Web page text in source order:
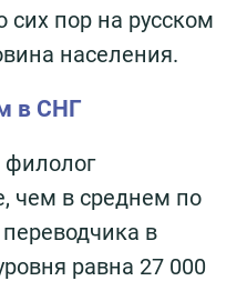
пор на русском
населения.
в СНГ
чем в среднем по
в
равна 27 000